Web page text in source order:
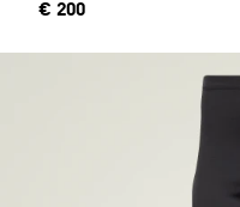
Price
€ 200